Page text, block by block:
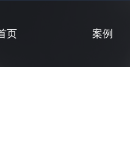
页 案例